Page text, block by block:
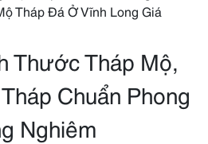
Tháp Đá Ở Vĩnh Long Giá
Thước Tháp Mộ,
Chuẩn Phong
Nghiêm